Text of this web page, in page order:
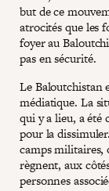
but de ce
atrocités que les
foyer au
pas en sécurité.
Le Baloutchistan
médiatique. La
qui y a lieu, a été
pour la
camps militaires,
règnent, aux
personnes